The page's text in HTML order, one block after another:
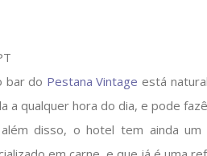
bar do Pestana Vintage está
a qualquer hora do dia, e pode
disso, o hotel tem ainda